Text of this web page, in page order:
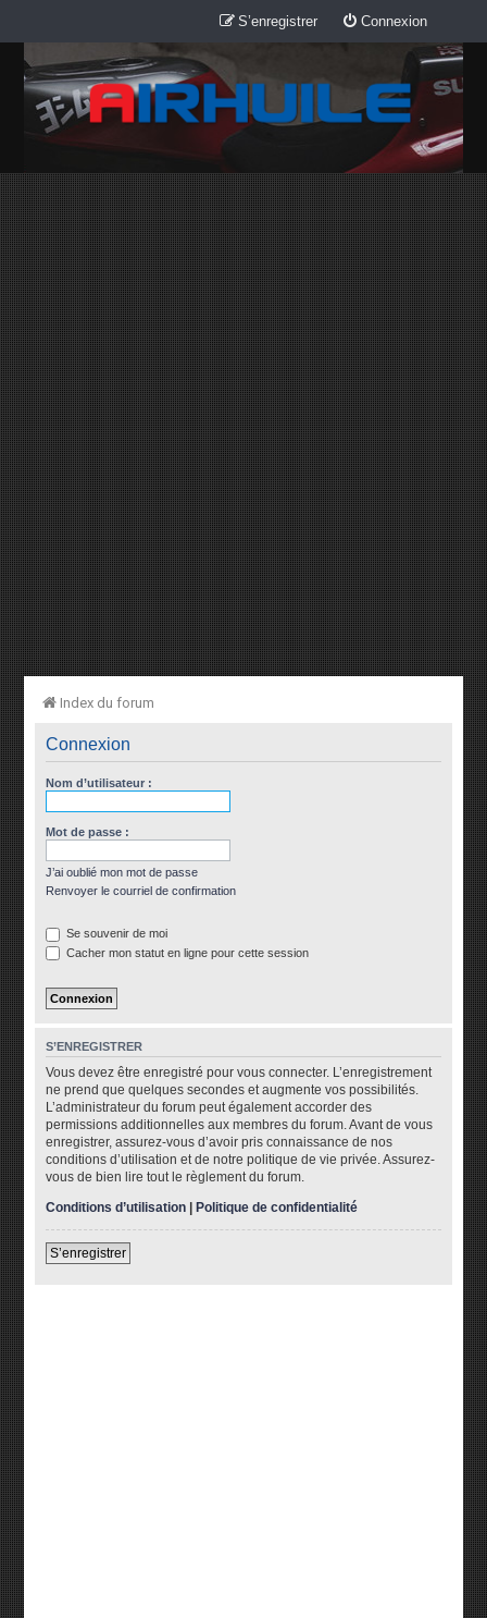
Connexion
S’enregistrer
Index du forum
Connexion
Nom d’utilisateur :
Mot de passe :
J’ai oublié mon mot de passe
Renvoyer le courriel de confirmation
Se souvenir de moi
Cacher mon statut en ligne pour cette session
S’ENREGISTRER
Vous devez être enregistré pour vous connecter. L’enregistrement
ne prend que quelques secondes et augmente vos possibilités.
L’administrateur du forum peut également accorder des
permissions additionnelles aux membres du forum. Avant de vous
enregistrer, assurez-vous d’avoir pris connaissance de nos
conditions d’utilisation et de notre politique de vie privée. Assurez-
vous de bien lire tout le règlement du forum.
Conditions d’utilisation |Politique de confidentialité
S’enregistrer